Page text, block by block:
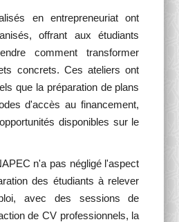
en entrepreneuriat ont
offrant aux étudiants
comment transformer
concrets. Ces ateliers ont
que la préparation de plans
d'accès au financement,
disponibles sur le
n'a pas négligé l'aspect
des étudiants à relever
avec des sessions de
de CV professionnels, la